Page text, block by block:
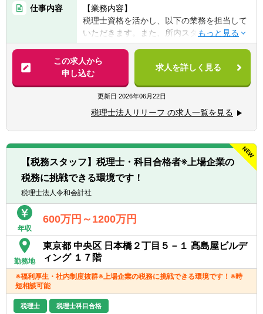
■会計事務所での勤務のご経験
■事業会社経理業務のご経験
【求める人物像】
■チャレンジ精神がある
税理士事務所での仕事をお客様に対する「サ
ービス」として捉えられる
■コツコツ努力できる
■明るい、人と話すのが好き、事務作業が好
という意欲をお持ちの方
※仕事に対する意欲や、上昇志向のある方、
大歓迎です！人間性を重視しながら採用して
いるので、たとえ税務の経験が浅くても、意
仕事内容
【業務内容】
税理士資格を活かし、以下の業務を担当して
いただきます。また、所内スタッフのサポー
ト役としても期待しております。
【具体的には】
業務は多岐に渡り、コンサルティング業務
（30～50件程度）や資産税・相続案件（年間
10件以上）にも力を入れています。
チャレンジ意欲のある方には、やってみたい
業務を積極的にお任せ致します！
■税務相談、各種コンサルティング
■資産税業務
■各種申告書作成、確定申告業務
■決算業務、年末調整
■関与先への報告
■新規顧客開拓 etc.
【主な使用ソフト】
※その他お客様や職員の要望により導入する
可能性あり
この求人から
申し込む
求人を詳しく見る
更新日 2026年06月22日
税理士法人リリーフ の求人一覧を見る
【税務スタッフ】税理士・科目合格者※上場企業の
税務に挑戦できる環境です！
税理士法人令和会計社
年収
600万円～1200万円
勤務地
東京都 中央区 日本橋２丁目５－１ 髙島屋ビルデ
ィング １７階
※福利厚生・社内制度抜群※上場企業の税務に挑戦できる環境です！※時
短相談可能
税理士 税理士科目合格